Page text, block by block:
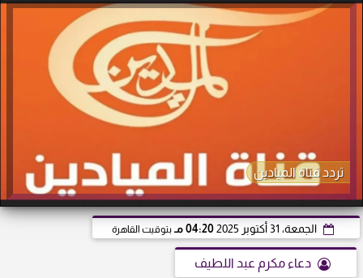
تردد قناة الميادين
الجمعة، 31 أكتوبر 2025 04:20 مـ بتوقيت القاهرة
دعاء مكرم عبد اللطيف